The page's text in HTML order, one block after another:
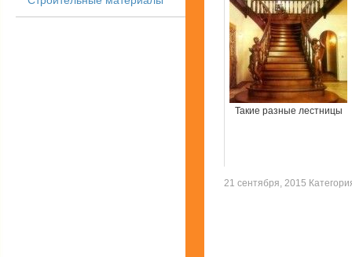
Такие разные лестницы
21 сентября, 2015